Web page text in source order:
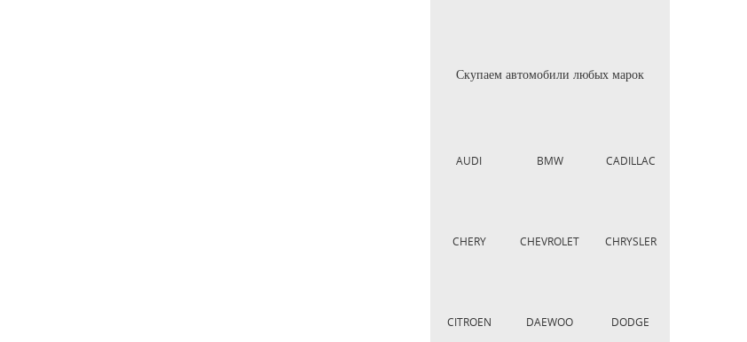
Скупаем автомобили любых марок
AUDI BMW CADILLAC
CHERY CHEVROLET CHRYSLER
CITROEN DAEWOO DODGE